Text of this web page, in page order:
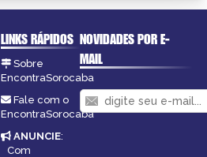
LINKS RÁPIDOS
Sobre
EncontraSorocaba
Fale com o
EncontraSorocaba
ANUNCIE:
Com
NOVIDADES POR E-
MAIL